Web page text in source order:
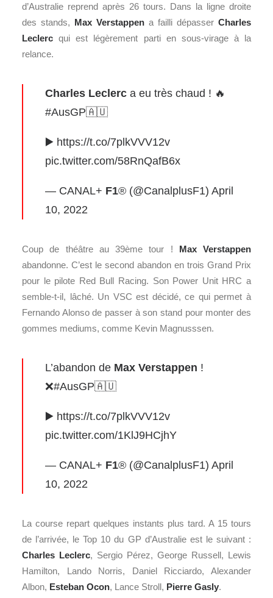
d’Australie reprend après 26 tours. Dans la ligne droite
des stands, Max Verstappen a failli dépasser Charles
Leclerc qui est légèrement parti en sous-virage à la
relance.
Charles Leclerc a eu très chaud ! 🔥
#AusGP🇦🇺
▶️ https://t.co/7plkVVV12v
pic.twitter.com/58RnQafB6x
— CANAL+ F1® (@CanalplusF1) April
10, 2022
Coup de théâtre au 39ème tour ! Max Verstappen
abandonne. C’est le second abandon en trois Grand Prix
pour le pilote Red Bull Racing. Son Power Unit HRC a
semble-t-il, lâché. Un VSC est décidé, ce qui permet à
Fernando Alonso de passer à son stand pour monter des
gommes mediums, comme Kevin Magnusssen.
L’abandon de Max Verstappen !
❌#AusGP🇦🇺
▶️ https://t.co/7plkVVV12v
pic.twitter.com/1KlJ9HCjhY
— CANAL+ F1® (@CanalplusF1) April
10, 2022
La course repart quelques instants plus tard. A 15 tours
de l’arrivée, le Top 10 du GP d’Australie est le suivant :
Charles Leclerc, Sergio Pérez, George Russell, Lewis
Hamilton, Lando Norris, Daniel Ricciardo, Alexander
Albon, Esteban Ocon, Lance Stroll, Pierre Gasly.